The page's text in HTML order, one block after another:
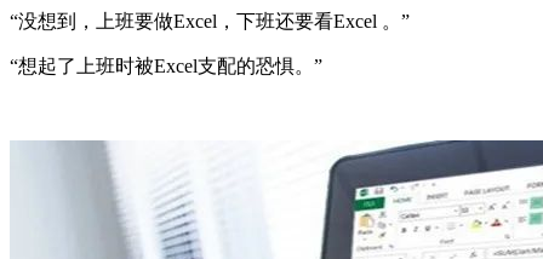
“没想到，上班要做Excel，下班还要看Excel 。”
“想起了上班时被Excel支配的恐惧。”